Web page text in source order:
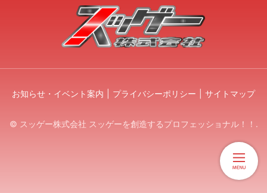
お知らせ・イベント案内 プライバシーポリシー サイトマップ
© スッゲー株式会社 スッゲーを創造するプロフェッショナル！！.